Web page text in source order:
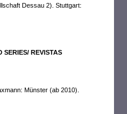
Dessau 2). Stuttgart:
SERIES/ REVISTAS
Münster (ab 2010).